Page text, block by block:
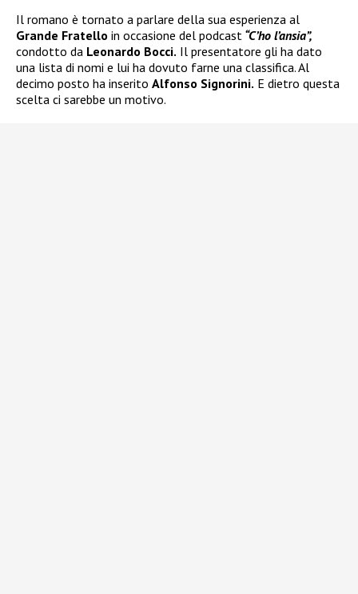
Il romano è tornato a parlare della sua esperienza al
Grande Fratello in occasione del podcast “C’ho l’ansia”,
condotto da Leonardo Bocci. Il presentatore gli ha dato
una lista di nomi e lui ha dovuto farne una classifica. Al
decimo posto ha inserito Alfonso Signorini. E dietro questa
scelta ci sarebbe un motivo.